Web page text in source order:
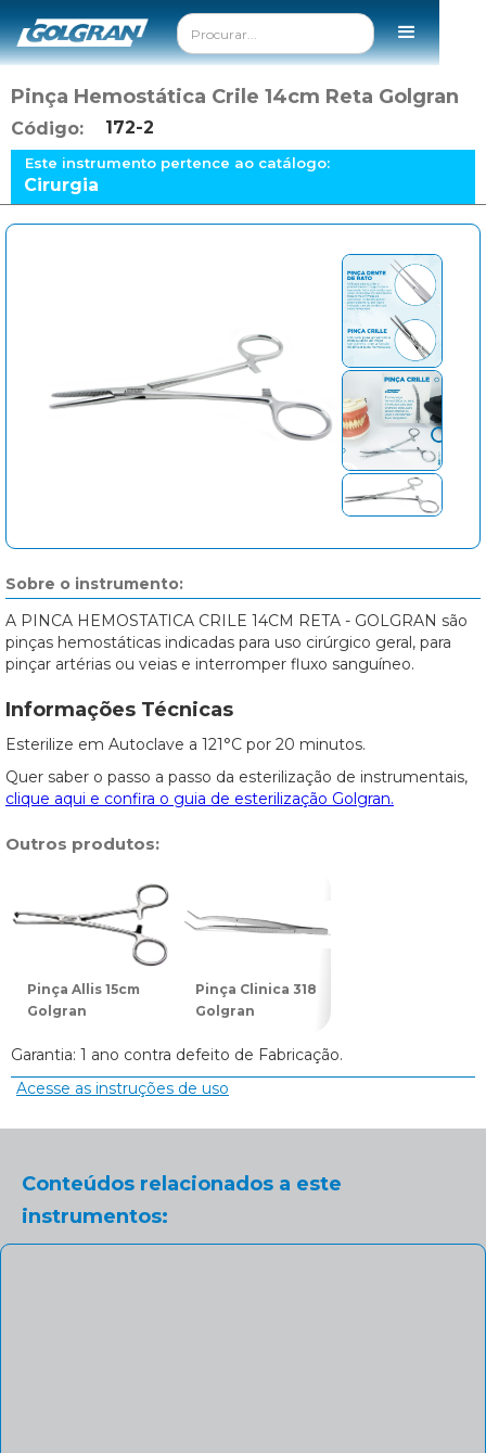
Pinça Hemostática Crile 14cm Reta Golgran
Código: 172-2
Este instrumento pertence ao catálogo:
Cirurgia
Sobre o instrumento:
A PINCA HEMOSTATICA CRILE 14CM RETA - GOLGRAN são
pinças hemostáticas indicadas para uso cirúrgico geral, para
pinçar artérias ou veias e interromper fluxo sanguíneo.
Informações Técnicas
Esterilize em Autoclave a 121°C por 20 minutos.
Quer saber o passo a passo da esterilização de instrumentais,
clique aqui e confira o guia de esterilização Golgran.
Outros produtos:
Pinça Allis 15cm
Golgran
Pinça Clinica 318
Golgran
Garantia: 1 ano contra defeito de Fabricação.
Acesse as instruções de uso
Conteúdos relacionados a este
instrumentos: